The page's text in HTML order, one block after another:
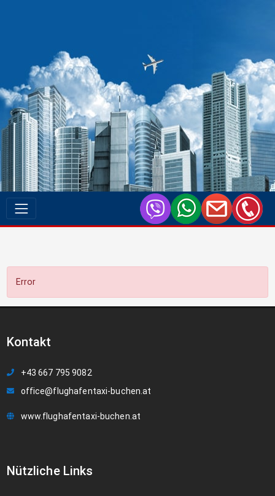
Error
Kontakt
+43 667 795 9082
office@flughafentaxi-buchen.at
www.flughafentaxi-buchen.at
Nützliche Links